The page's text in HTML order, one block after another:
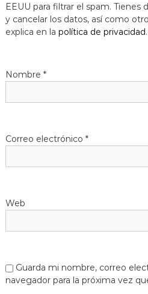
EEUU para filtrar el spam.
y cancelar los datos, así como
explica en la política de privacidad.
Nombre *
Correo electrónico *
Web
Guarda mi nombre, correo
navegador para la próxima vez